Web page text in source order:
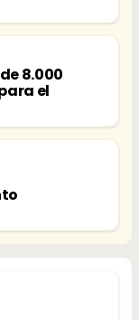
8.000
el